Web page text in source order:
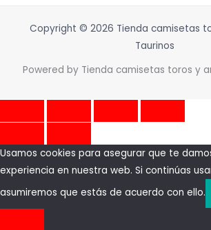
Copyright © 2026 Tienda camisetas
Taurinos
Powered by Tienda camisetas toros y
Usamos cookies para asegurar que te
experiencia en nuestra web. Si continúas
asumiremos que estás de acuerdo con ello.